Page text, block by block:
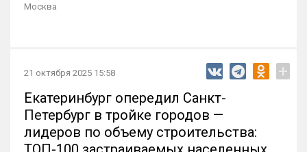
Москва
21 октября 2025 15:58 +
Екатеринбург опередил Санкт-
Петербург в тройке городов —
лидеров по объему строительства: